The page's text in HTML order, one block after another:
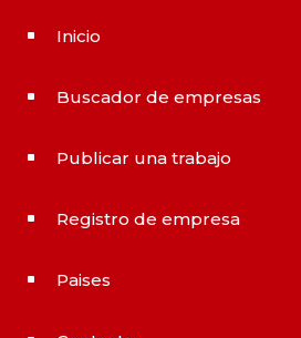
^ Inicio
^ Buscador de empresas
^ Publicar una trabajo
^ Registro de empresa
^ Paises